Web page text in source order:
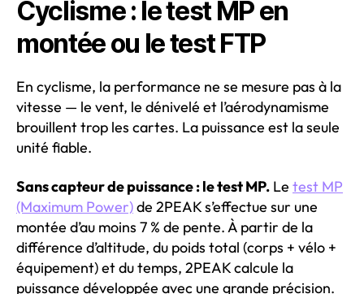
Cyclisme : le test MP en
montée ou le test FTP
En cyclisme, la performance ne se mesure pas à la
vitesse — le vent, le dénivelé et l’aérodynamisme
brouillent trop les cartes. La puissance est la seule
unité fiable.
Sans capteur de puissance : le test MP. Le test MP
(Maximum Power)de 2PEAK s’effectue sur une
montée d’au moins 7 % de pente. À partir de la
différence d’altitude, du poids total (corps + vélo +
équipement) et du temps, 2PEAK calcule la
puissance développée avec une grande précision.